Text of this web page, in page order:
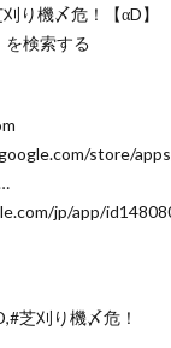
り機〆危！【αD】
を検索する
store/
jp/app/
芝刈り機〆危！